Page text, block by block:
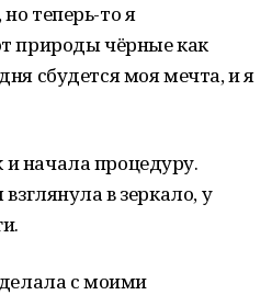
теперь-то я
природы чёрные как
сбудется моя мечта, и я
начала процедуру.
в зеркало, у
с моими